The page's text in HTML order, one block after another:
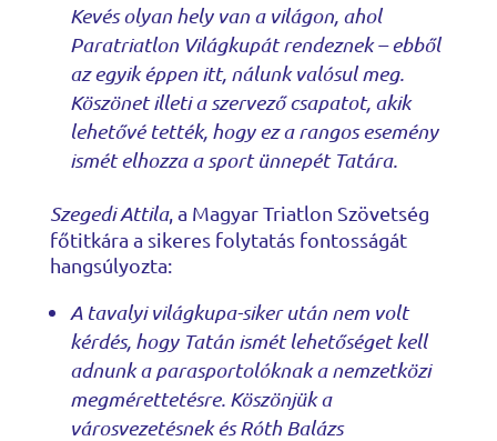
Kevés olyan hely van a világon, ahol
Paratriatlon Világkupát rendeznek – ebből
az egyik éppen itt, nálunk valósul meg.
Köszönet illeti a szervező csapatot, akik
lehetővé tették, hogy ez a rangos esemény
ismét elhozza a sport ünnepét Tatára.
Szegedi Attila, a Magyar Triatlon Szövetség
főtitkára a sikeres folytatás fontosságát
hangsúlyozta:
A tavalyi világkupa-siker után nem volt
kérdés, hogy Tatán ismét lehetőséget kell
adnunk a parasportolóknak a nemzetközi
megmérettetésre. Köszönjük a
városvezetésnek és Róth Balázs